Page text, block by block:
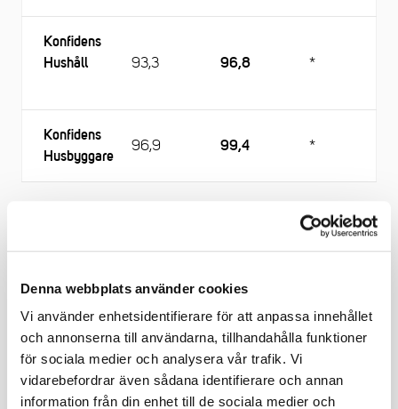
Denna webbplats använder cookies
Vi använder enhetsidentifierare för att anpassa innehållet
och annonserna till användarna, tillhandahålla funktioner
för sociala medier och analysera vår trafik. Vi
vidarebefordrar även sådana identifierare och annan
information från din enhet till de sociala medier och
Konfidens
Hushåll
93,3 96,8 *
Konfidens
Husbyggare
96,9 99,4 *
bostadslägesrapporten
TMF:s Bygg- och bostadslägesrapport baseras på